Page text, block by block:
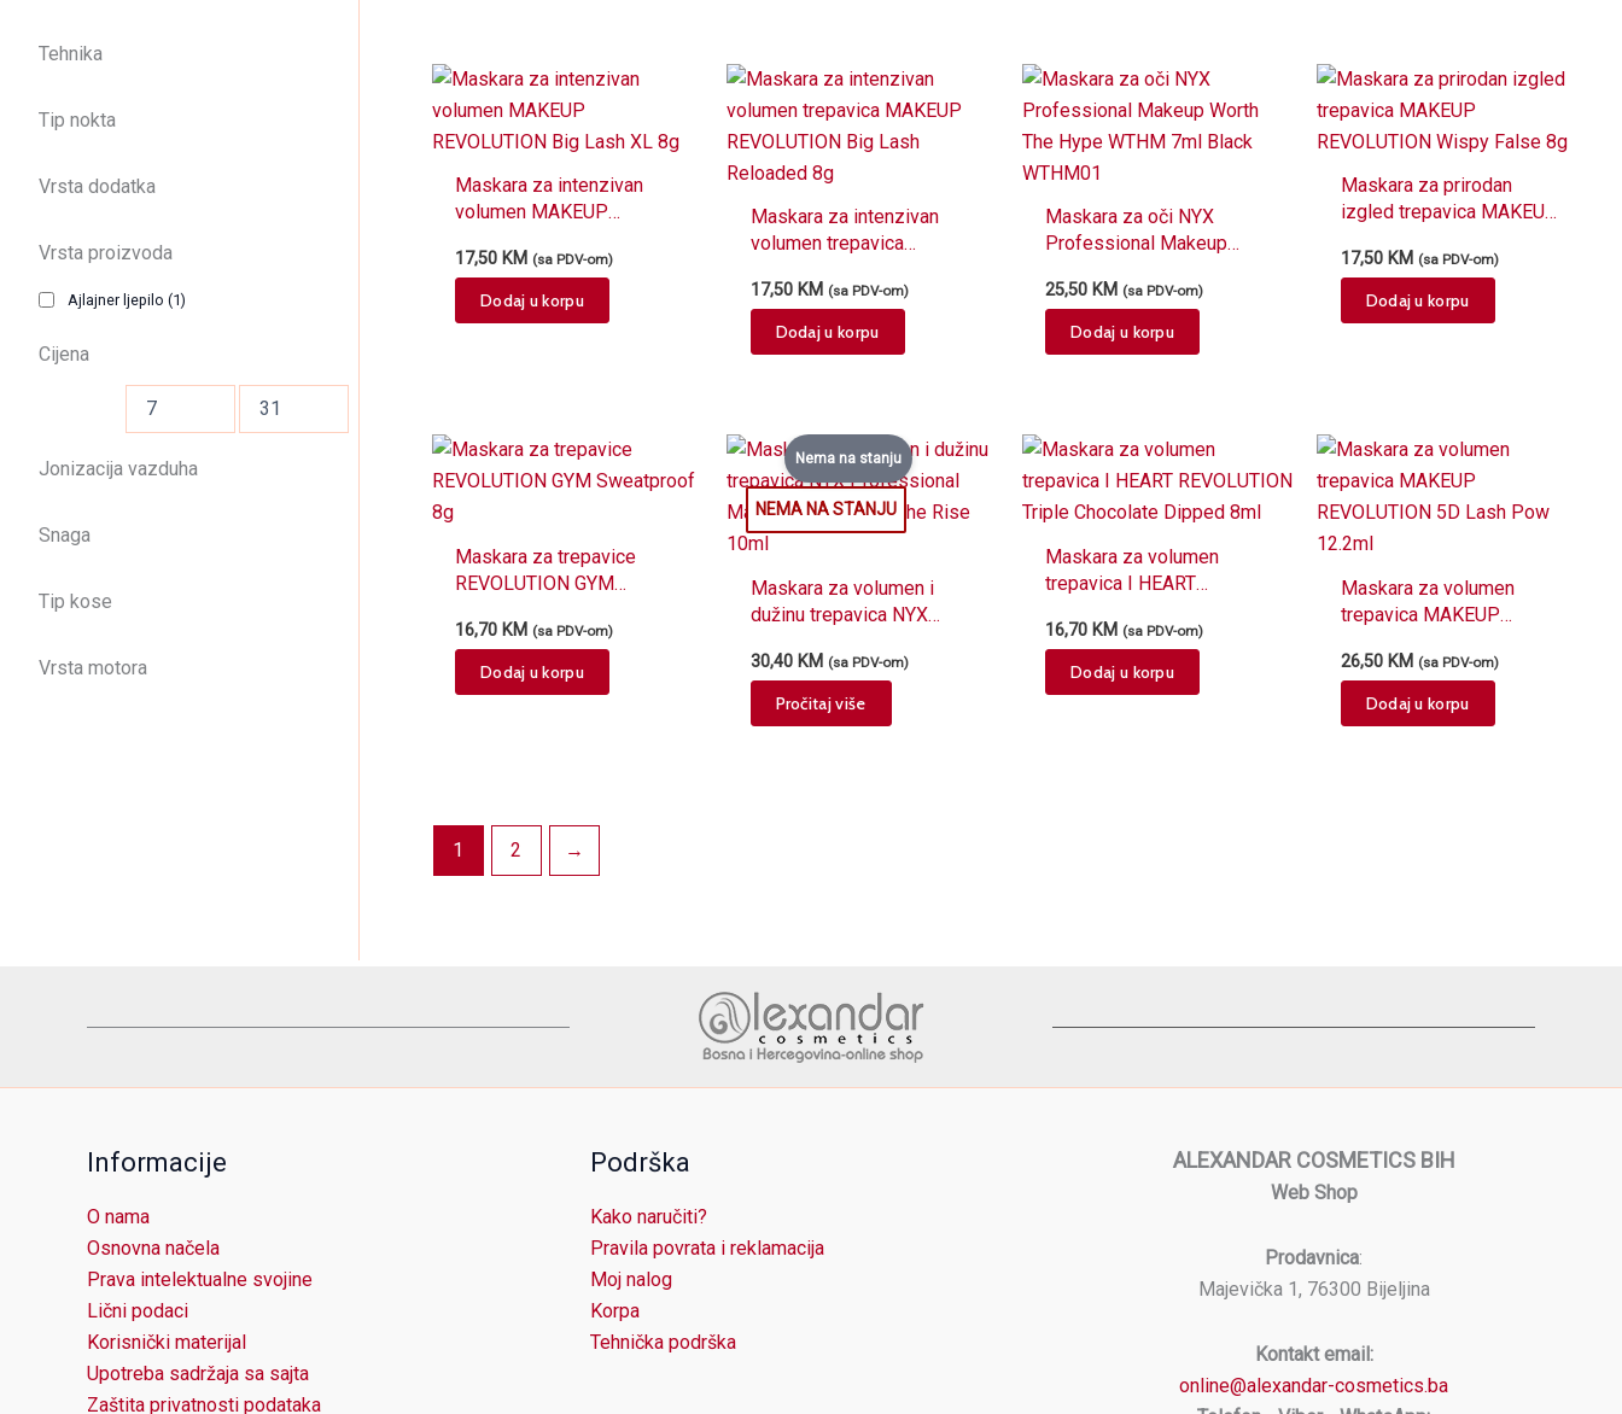
Tehnika
Tip nokta
Vrsta dodatka
Vrsta proizvoda
Ajlajner ljepilo (1)
Cijena
Jonizacija vazduha
Snaga
Tip kose
Vrsta motora
variants.
The
options
chosen
on
the
product
page
Maskara za intenzivan
volumen MAKEUP
8g
17,50 KM (sa PDV-om)
Dodaj u korpu
Maskara za intenzivan
volumen trepavica
Big Lash Reloaded 8g
17,50 KM (sa PDV-om)
Dodaj u korpu
Maskara za oči NYX
Professional Makeup
7ml Black WTHM01
25,50 KM (sa PDV-om)
Dodaj u korpu
Maskara za prirodan
izgled trepavica MAKEUP
8g
17,50 KM (sa PDV-om)
Dodaj u korpu
Maskara za trepavice
REVOLUTION GYM
16,70 KM (sa PDV-om)
Dodaj u korpu
Nema na stanju
Maskara za volumen i
dužinu trepavica NYX
OTRL01 On the Rise 10ml
30,40 KM (sa PDV-om)
Pročitaj više
Maskara za volumen
trepavica I HEART
Chocolate Dipped 8ml
16,70 KM (sa PDV-om)
Dodaj u korpu
Maskara za volumen
trepavica MAKEUP
Pow 12.2ml
26,50 KM (sa PDV-om)
Dodaj u korpu
1 2 →
Informacije
O nama
Osnovna načela
Prava intelektualne svojine
Lični podaci
Korisnički materijal
Upotreba sadržaja sa sajta
Zaštita privatnosti podataka
Podrška
Kako naručiti?
Pravila povrata i reklamacija
Moj nalog
Korpa
Tehnička podrška
ALEXANDAR COSMETICS BIH
Web Shop
Prodavnica:
Majevička 1, 76300 Bijeljina
Kontakt email:
online@alexandar-cosmetics.ba